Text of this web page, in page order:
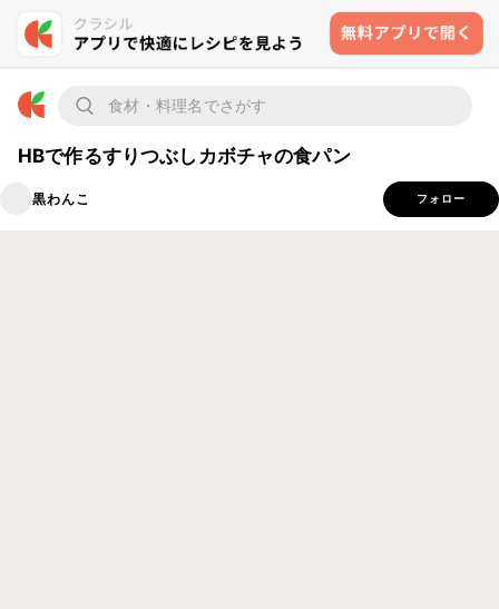
HBで作るすりつぶしカボチャの食パン
黒わんこ フォロー